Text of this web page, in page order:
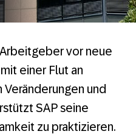
vor neue
einer Flut an
und
SAP seine
zu praktizieren.